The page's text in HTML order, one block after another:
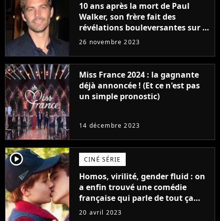
10 ans après la mort de Paul
Walker, son frère fait des
révélations bouleversantes sur la
réaction des acteurs de Fast and
26 novembre 2023
Miss France 2024 : la gagnante
déjà annoncée ! (Et ce n'est pas
un simple pronostic)
14 décembre 2023
player2 CINÉ SÉRIE
Homos, virilité, gender fluid : on
a enfin trouvé une comédie
française qui parle de tout ça
sans être super ringarde
20 avril 2023